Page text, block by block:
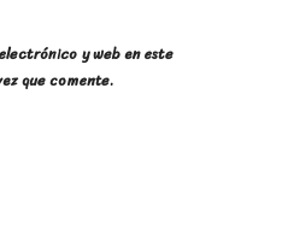
y web en este
que comente.